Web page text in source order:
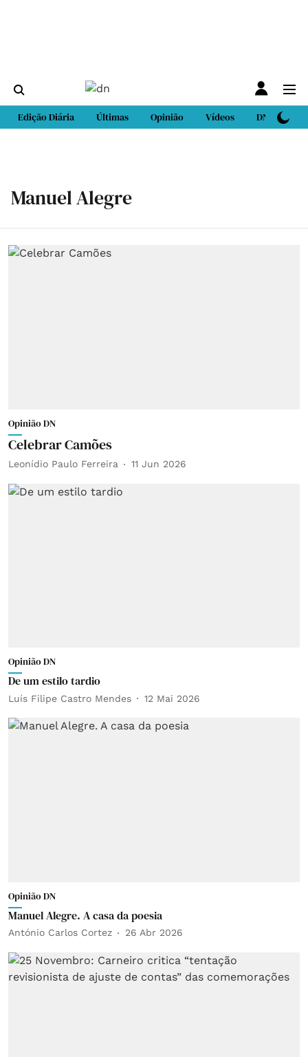
Edição Diária Últimas Opinião Vídeos DN Sport
Manuel Alegre
Opinião DN
Celebrar Camões
Leonídio Paulo Ferreira 11 Jun 2026
Opinião DN
De um estilo tardio
Luís Filipe Castro Mendes 12 Mai 2026
Opinião DN
Manuel Alegre. A casa da poesia
António Carlos Cortez 26 Abr 2026